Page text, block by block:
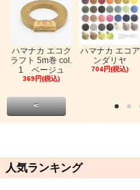
ハマナカ エコク
ラフト 5m巻 col.
1 ベージュ
369円(税込)
ハマナカ エコア
ンダリヤ
704円(税込)
<
人気ランキング